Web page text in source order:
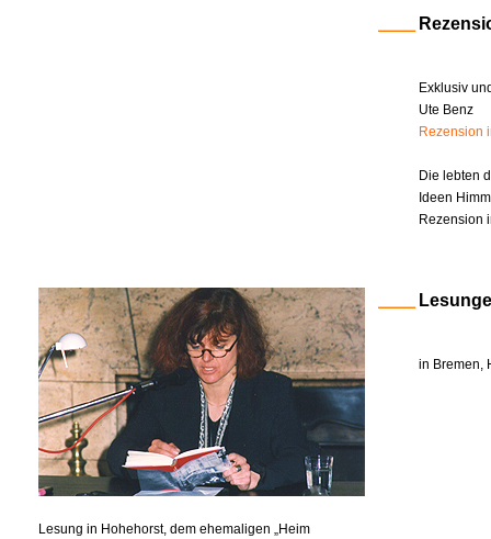
Exklusiv
Ute Benz
Rezension
Die lebten
Ideen
Rezension
Lesung in Hohehorst, dem ehemaligen „Heim
in Bremen,